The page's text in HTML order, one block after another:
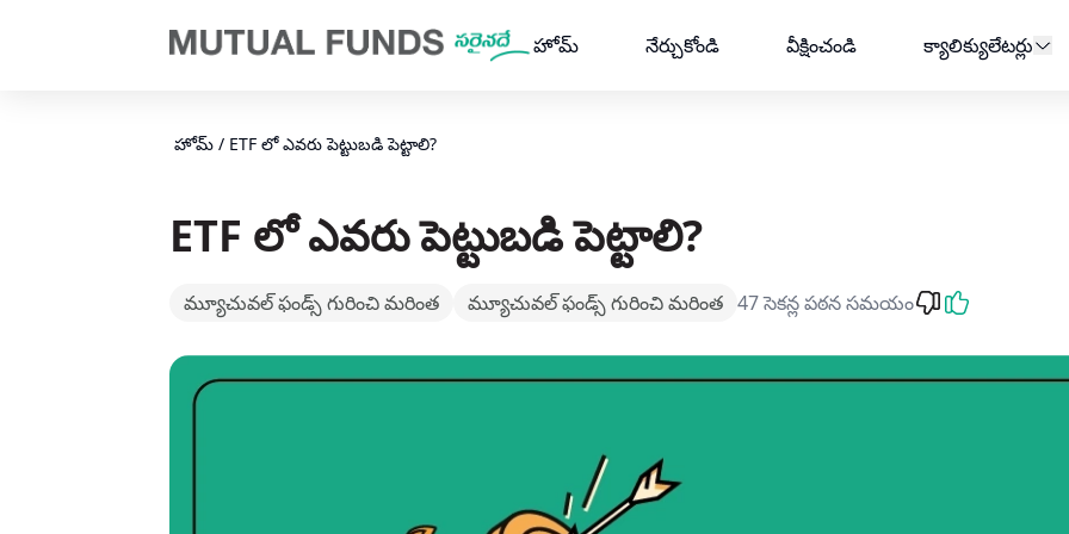
హోమ్
నేర్చుకోండి వీక్షించండి క్యాలిక్యులేటర్లు
హోమ్ / ETF లో ఎవరు పెట్టుబడి పెట్టాలి?
ETF లో ఎవరు పెట్టుబడి పెట్టాలి?
మ్యూచువల్ ఫండ్స్‌ గురించి మరింత మ్యూచువల్ ఫండ్స్‌ గురించి మరింత 47 సెకన్ల పఠన సమయం